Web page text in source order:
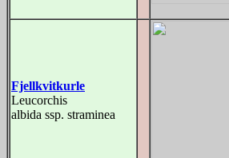
Fjellkvitkurle
Leucorchis
albida ssp. straminea